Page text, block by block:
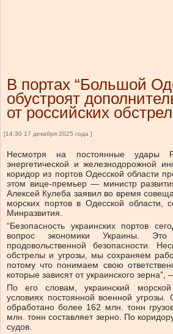
В портах “Большой
обустроят
от российских
[14:30 17 декабря 2025 года ]
Несмотря на постоянные удары
энергетической и железнодорожной
коридор из портов Одесской области
этом вице-премьер — министр
Алексей Кулеба заявил во время
морских портов в Одесской области,
Минразвития.
“Безопасность украинских портов
вопрос экономики Украины. Это
продовольственной безопасности.
обстрелы и угрозы, мы сохраняем
потому что понимаем свою
которые зависят от украинского
По его словам, украинский
условиях постоянной военной угрозы.
обработано более 162 млн. тонн
млн. тонн составляет зерно. По
судов.